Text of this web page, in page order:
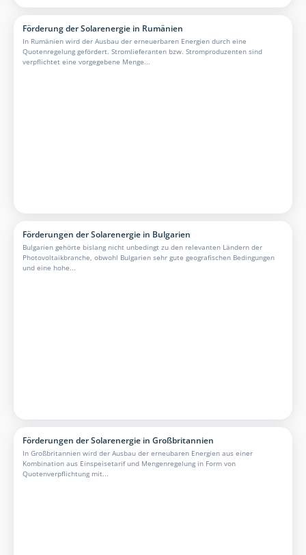
Förderung der Solarenergie in Rumänien
In Rumänien wird der Ausbau der erneuerbaren Energien durch eine
Quotenregelung gefördert. Stromlieferanten bzw. Stromproduzenten sind
verpflichtet eine vorgegebene Menge...
Förderungen der Solarenergie in Bulgarien
Bulgarien gehörte bislang nicht unbedingt zu den relevanten Ländern der
Photovoltaikbranche, obwohl Bulgarien sehr gute geografischen Bedingungen
und eine hohe...
Förderungen der Solarenergie in Großbritannien
In Großbritannien wird der Ausbau der erneubaren Energien aus einer
Kombination aus Einspeisetarif und Mengenregelung in Form von
Quotenverpflichtung mit...